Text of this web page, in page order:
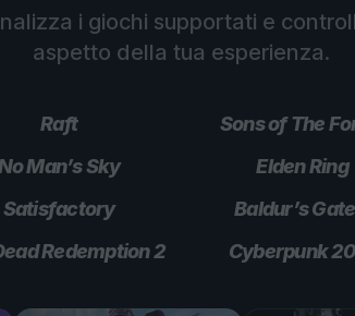
i giochi supportati e
aspetto della tua esperienza.
Raft Sons of The
Man’s Sky Elden Ring
Satisfactory Baldur’s
Redemption 2 Cyberpunk